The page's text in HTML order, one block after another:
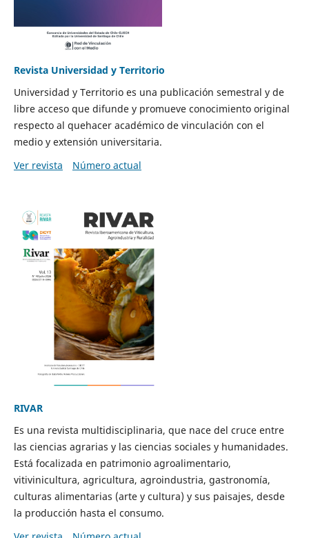
Revista Universidad y Territorio
Universidad y Territorio es una publicación semestral y de
libre acceso que difunde y promueve conocimiento original
respecto al quehacer académico de vinculación con el
medio y extensión universitaria.
Ver revista
Número actual
RIVAR
Es una revista multidisciplinaria, que nace del cruce entre
las ciencias agrarias y las ciencias sociales y humanidades.
Está focalizada en patrimonio agroalimentario,
vitivinicultura, agricultura, agroindustria, gastronomía,
culturas alimentarias (arte y cultura) y sus paisajes, desde
la producción hasta el consumo.